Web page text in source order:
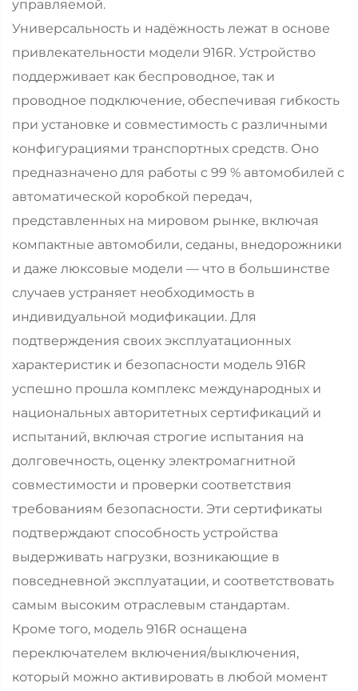
управляемой.
Универсальность и надёжность лежат в основе
привлекательности модели 916R. Устройство
поддерживает как беспроводное, так и
проводное подключение, обеспечивая гибкость
при установке и совместимость с различными
конфигурациями транспортных средств. Оно
предназначено для работы с 99 % автомобилей с
автоматической коробкой передач,
представленных на мировом рынке, включая
компактные автомобили, седаны, внедорожники
и даже люксовые модели — что в большинстве
случаев устраняет необходимость в
индивидуальной модификации. Для
подтверждения своих эксплуатационных
характеристик и безопасности модель 916R
успешно прошла комплекс международных и
национальных авторитетных сертификаций и
испытаний, включая строгие испытания на
долговечность, оценку электромагнитной
совместимости и проверки соответствия
требованиям безопасности. Эти сертификаты
подтверждают способность устройства
выдерживать нагрузки, возникающие в
повседневной эксплуатации, и соответствовать
самым высоким отраслевым стандартам.
Кроме того, модель 916R оснащена
переключателем включения/выключения,
который можно активировать в любой момент